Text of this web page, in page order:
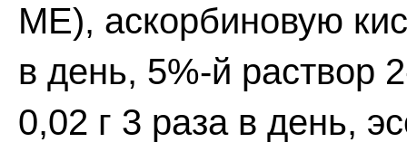
ME), аскорбиновую
в день, 5%-й раствор
0,02 г 3 раза в день,